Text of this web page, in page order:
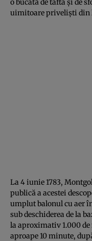
o bucată de tafta și de
uimitoare priveliști din
La 4 iunie 1783,
publică a acestei
umplut balonul cu aer
sub deschiderea de la
la aproximativ 1.000
aproape 10 minute,